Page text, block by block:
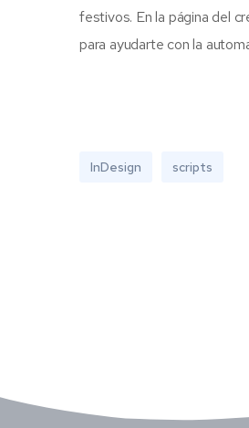
festivos. En la página del
para ayudarte con la
InDesign scripts